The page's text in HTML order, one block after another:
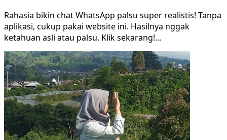
Rahasia bikin chat WhatsApp palsu super realistis! Tanpa
aplikasi, cukup pakai website ini. Hasilnya nggak
ketahuan asli atau palsu. Klik sekarang!...